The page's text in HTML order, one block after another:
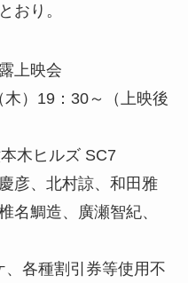
おり。
上映会
木）19：30～（上映後
木ヒルズ SC7
彦、北村諒、和田雅
名鯛造、廣瀬智紀、
、各種割引券等使用不